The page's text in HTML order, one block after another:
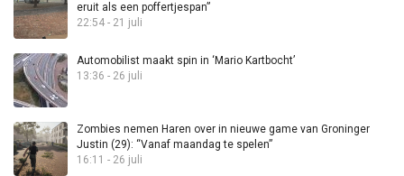
eruit als een poffertjespan”
22:54 - 21 juli
Automobilist maakt spin in ‘Mario Kartbocht’
13:36 - 26 juli
Zombies nemen Haren over in nieuwe game van Groninger
Justin (29): “Vanaf maandag te spelen”
16:11 - 26 juli